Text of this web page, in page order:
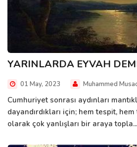
YARINLARDA EYVAH
01 May, 2023 Muhammed
Cumhuriyet sonrası aydınları
dayandırdıkları için; hem tespit,
olarak çok yanlışları bir araya topla...